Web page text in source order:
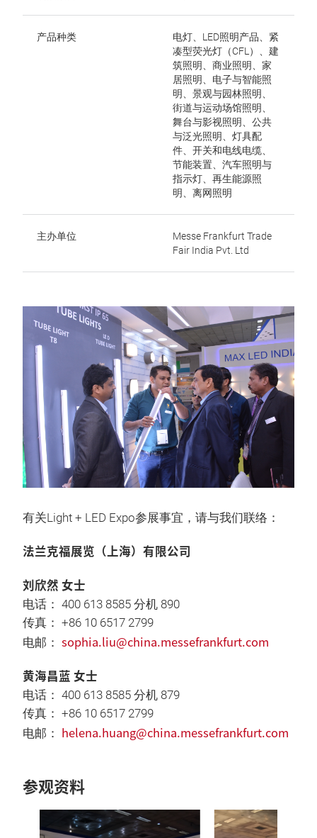
产品种类
电灯、LED照明产品、紧
凑型荧光灯（CFL）、建
筑照明、商业照明、家
居照明、电子与智能照
明、景观与园林照明、
街道与运动场馆照明、
舞台与影视照明、公共
与泛光照明、灯具配
件、开关和电线电缆、
节能装置、汽车照明与
指示灯、再生能源照
明、离网照明
主办单位
Messe Frankfurt Trade
Fair India Pvt. Ltd
有关Light + LED Expo参展事宜，请与我们联络：
法兰克福展览（上海）有限公司
刘欣然 女士
电话： 400 613 8585 分机 890
传真： +86 10 6517 2799
电邮： sophia.liu@china.messefrankfurt.com
黄海昌蓝 女士
电话： 400 613 8585 分机 879
传真： +86 10 6517 2799
电邮： helena.huang@china.messefrankfurt.com
参观资料